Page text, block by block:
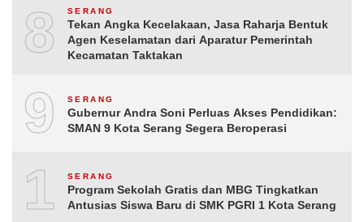
8 SERANG
Tekan Angka Kecelakaan, Jasa Raharja Bentuk
Agen Keselamatan dari Aparatur Pemerintah
Kecamatan Taktakan
9 SERANG
Gubernur Andra Soni Perluas Akses Pendidikan:
SMAN 9 Kota Serang Segera Beroperasi
10SERANG
Program Sekolah Gratis dan MBG Tingkatkan
Antusias Siswa Baru di SMK PGRI 1 Kota Serang